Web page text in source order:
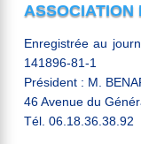
ASSOCIATION
Enregistrée au
141896-81-1
Président : M.
46 Avenue du
Tél. 06.18.36.38.92